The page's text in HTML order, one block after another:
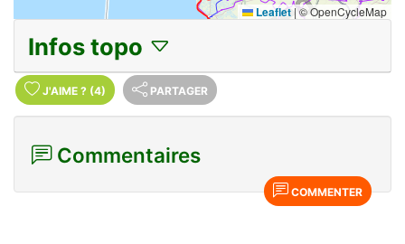
Leaflet |© OpenCycleMap
Infos topo
J'AIME ? (4) PARTAGER
Commentaires
COMMENTER